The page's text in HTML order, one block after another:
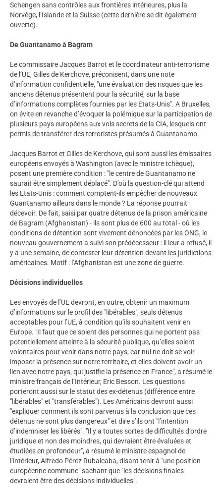
Schengen sans contrôles aux frontières intérieures, plus la
Norvège, l’Islande et la Suisse (cette dernière se dit également
ouverte).
De Guantanamo à Bagram
Le commissaire Jacques Barrot et le coordinateur anti-terrorisme
de l’UE, Gilles de Kerchove, préconisent, dans une note
d’information confidentielle, "une évaluation des risques que les
anciens détenus présentent pour la sécurité, sur la base
d’informations complètes fournies par les Etats-Unis". A Bruxelles,
on évite en revanche d’évoquer la polémique sur la participation de
plusieurs pays européens aux vols secrets de la CIA, lesquels ont
permis de transférer des terroristes présumés à Guantanamo.
Jacques Barrot et Gilles de Kerchove, qui sont aussi les émissaires
européens envoyés à Washington (avec le ministre tchèque),
posent une première condition : "le centre de Guantanamo ne
saurait être simplement déplacé". D’où la question-clé qui attend
les Etats-Unis : comment comptent-ils empêcher de nouveaux
Guantanamo ailleurs dans le monde ? La réponse pourrait
décevoir. De fait, saisi par quatre détenus de la prison américaine
de Bagram (Afghanistan) - ils sont plus de 600 au total - où les
conditions de détention sont vivement dénoncées par les ONG, le
nouveau gouvernement a suivi son prédécesseur : il leur a refusé, il
y a une semaine, de contester leur détention devant les juridictions
américaines. Motif : l’Afghanistan est une zone de guerre.
Décisions individuelles
Les envoyés de l’UE devront, en outre, obtenir un maximum
d’informations sur le profil des "libérables", seuls détenus
acceptables pour l’UE, à condition qu’ils souhaitent venir en
Europe. "Il faut que ce soient des personnes qui ne portent pas
potentiellement atteinte à la sécurité publique, qu’elles soient
volontaires pour venir dans notre pays, car nul ne doit se voir
imposer la présence sur notre territoire, et elles doivent avoir un
lien avec notre pays, qui justifie la présence en France", a résumé le
ministre français de l’Intérieur, Eric Besson. Les questions
porteront aussi sur le statut des ex-détenus (différence entre
"libérables" et "transférables"). Les Américains devront aussi
"expliquer comment ils sont parvenus à la conclusion que ces
détenus ne sont plus dangereux" et dire s’ils ont "l’intention
d’indemniser les libérés". "Il y a toutes sortes de difficultés d’ordre
juridique et non des moindres, qui devraient être évaluées et
étudiées en profondeur", a résumé le ministre espagnol de
l’intérieur, Alfredo Pérez Rubalcaba, disant tenir à "une position
européenne commune" sachant que "les décisions finales
devraient être des décisions individuelles".